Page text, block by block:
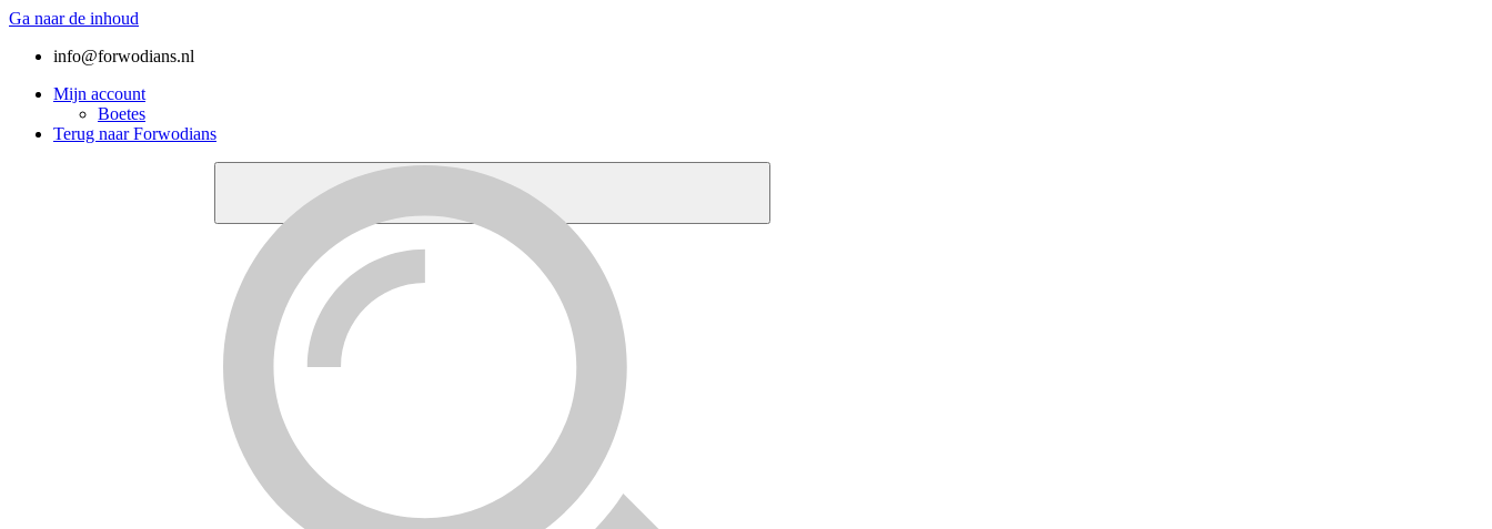
Ga naar de inhoud
info@forwodians.nl
Mijn account
Boetes
Terug naar Forwodians